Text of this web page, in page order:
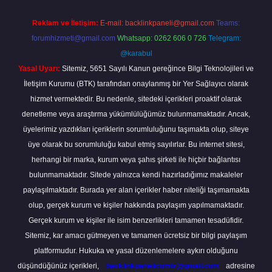
Reklam ve İletişim: E-mail: backlinkpaneli@gmail.com Teams:
forumhizmeti@gmail.com Whatsapp: 0262 606 0 726 Telegram:
@karabul
Yasal Uyarı: Sitemiz, 5651 Sayılı Kanun gereğince Bilgi Teknolojileri ve
İletişim Kurumu (BTK) tarafından onaylanmış bir Yer Sağlayıcı olarak
hizmet vermektedir. Bu nedenle, sitedeki içerikleri proaktif olarak
denetleme veya araştırma yükümlülüğümüz bulunmamaktadır. Ancak,
üyelerimiz yazdıkları içeriklerin sorumluluğunu taşımakta olup, siteye
üye olarak bu sorumluluğu kabul etmiş sayılırlar. Bu internet sitesi,
herhangi bir marka, kurum veya şahıs şirketi ile hiçbir bağlantısı
bulunmamaktadır. Sitede yalnızca kendi hazırladığımız makaleler
paylaşılmaktadır. Burada yer alan içerikler haber niteliği taşımamakta
olup, gerçek kurum ve kişiler hakkında paylaşım yapılmamaktadır.
Gerçek kurum ve kişiler ile isim benzerlikleri tamamen tesadüfidir.
Sitemiz, kar amacı gütmeyen ve tamamen ücretsiz bir bilgi paylaşım
platformudur. Hukuka ve yasal düzenlemelere aykırı olduğunu
düşündüğünüz içerikleri,
backlinkpanelicomtr@gmail.com adresine